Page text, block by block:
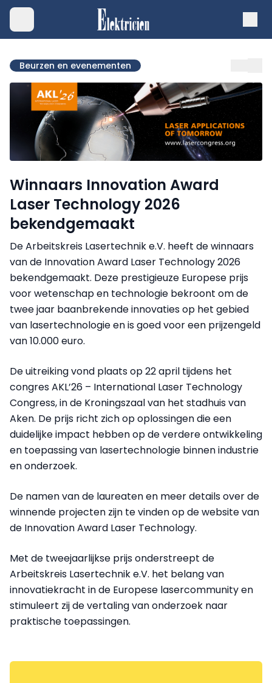
Beurzen en evenementen
Winnaars Innovation Award
Laser Technology 2026
bekendgemaakt
De Arbeitskreis Lasertechnik e.V. heeft de winnaars
van de Innovation Award Laser Technology 2026
bekendgemaakt. Deze prestigieuze Europese prijs
voor wetenschap en technologie bekroont om de
twee jaar baanbrekende innovaties op het gebied
van lasertechnologie en is goed voor een prijzengeld
van 10.000 euro.
De uitreiking vond plaats op 22 april tijdens het
congres AKL’26 – International Laser Technology
Congress, in de Kroningszaal van het stadhuis van
Aken. De prijs richt zich op oplossingen die een
duidelijke impact hebben op de verdere ontwikkeling
en toepassing van lasertechnologie binnen industrie
en onderzoek.
De namen van de laureaten en meer details over de
winnende projecten zijn te vinden op de website van
de Innovation Award Laser Technology.
Met de tweejaarlijkse prijs onderstreept de
Arbeitskreis Lasertechnik e.V. het belang van
innovatiekracht in de Europese lasercommunity en
stimuleert zij de vertaling van onderzoek naar
praktische toepassingen.